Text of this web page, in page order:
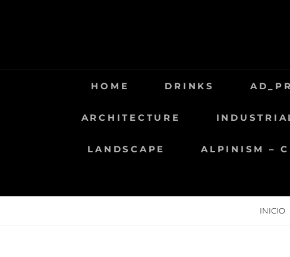
HOME DRINKS
ARCHITECTURE
LANDSCAPE ALPINISM –
INICIO